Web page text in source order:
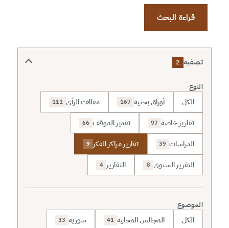
قراءة البحث
تصفية 2
النوع
الكل أوراق بحثية 167 مقالات الرأي 111
تقارير خاصة 97 تقدير الموقف 66
الدراسات 39 تقارير مراكز الفكر 9
التقرير السنوي 8 التقارير 4
الموضوع
الكل المجالس المحلية 41 سورية 33